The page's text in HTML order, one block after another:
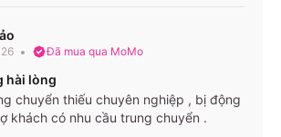
Thơ
Trang
Giá (Kiên Giang)
Nẵng
Đã mua qua MoMo
hài lòng
chuyển thiếu chuyên nghiệp , bị động
khách có nhu cầu trung chuyển .